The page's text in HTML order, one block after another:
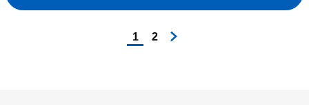
1 2